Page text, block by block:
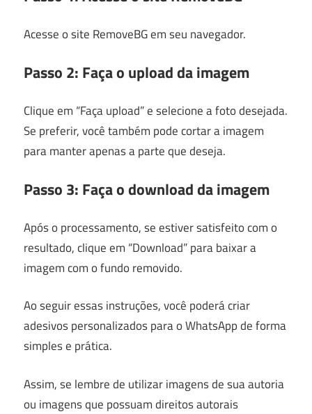
Acesse o site RemoveBG em seu navegador.
Passo 2: Faça o upload da imagem
Clique em “Faça upload” e selecione a foto desejada.
Se preferir, você também pode cortar a imagem
para manter apenas a parte que deseja.
Passo 3: Faça o download da imagem
Após o processamento, se estiver satisfeito com o
resultado, clique em “Download” para baixar a
imagem com o fundo removido.
Ao seguir essas instruções, você poderá criar
adesivos personalizados para o WhatsApp de forma
simples e prática.
Assim, se lembre de utilizar imagens de sua autoria
ou imagens que possuam direitos autorais